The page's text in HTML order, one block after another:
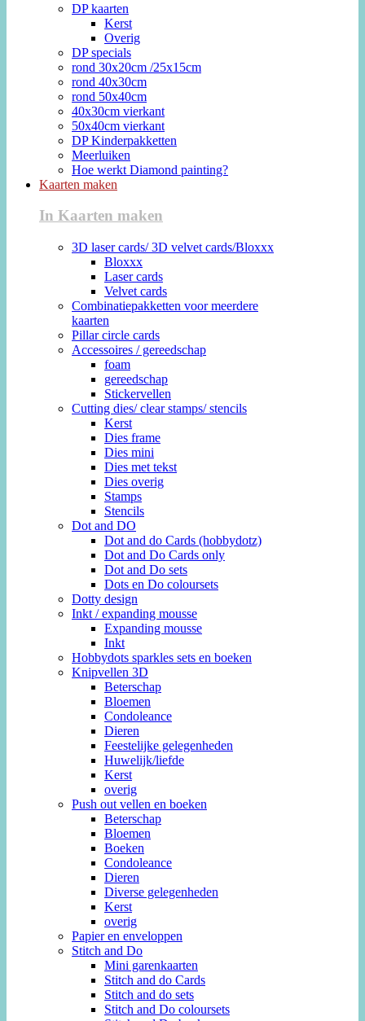
DP kaarten
Kerst
Overig
DP specials
rond 30x20cm /25x15cm
rond 40x30cm
rond 50x40cm
40x30cm vierkant
50x40cm vierkant
DP Kinderpakketten
Meerluiken
Hoe werkt Diamond painting?
Kaarten maken
In Kaarten maken
3D laser cards/ 3D velvet cards/Bloxxx
Bloxxx
Laser cards
Velvet cards
Combinatiepakketten voor meerdere
kaarten
Pillar circle cards
Accessoires / gereedschap
foam
gereedschap
Stickervellen
Cutting dies/ clear stamps/ stencils
Kerst
Dies frame
Dies mini
Dies met tekst
Dies overig
Stamps
Stencils
Dot and DO
Dot and do Cards (hobbydotz)
Dot and Do Cards only
Dot and Do sets
Dots en Do coloursets
Dotty design
Inkt / expanding mousse
Expanding mousse
Inkt
Hobbydots sparkles sets en boeken
Knipvellen 3D
Beterschap
Bloemen
Condoleance
Dieren
Feestelijke gelegenheden
Huwelijk/liefde
Kerst
overig
Push out vellen en boeken
Beterschap
Bloemen
Boeken
Condoleance
Dieren
Diverse gelegenheden
Kerst
overig
Papier en enveloppen
Stitch and Do
Mini garenkaarten
Stitch and do Cards
Stitch and do sets
Stitch and Do coloursets